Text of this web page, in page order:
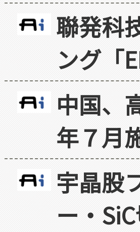
聯発科
ング「
中国、
年７月
宇晶股
ー・